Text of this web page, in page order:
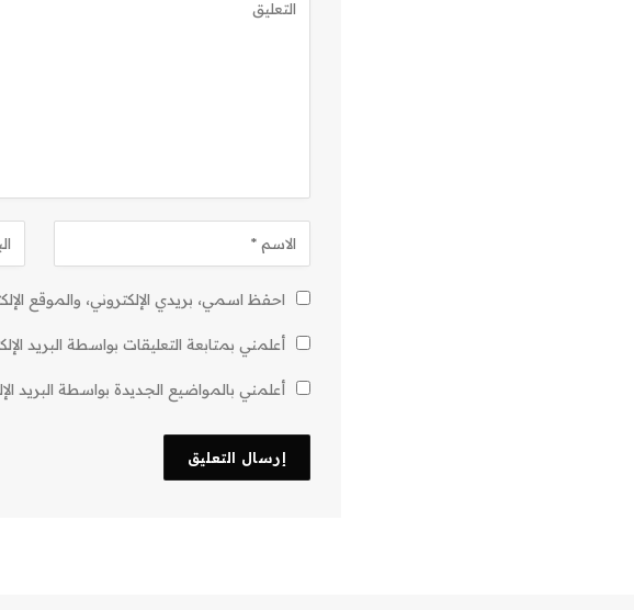
احفظ اسمي، بريدي الإلكتروني، والموقع
أعلمني بمتابعة التعليقات بواسطة البريد
أعلمني بالمواضيع الجديدة بواسطة البريد